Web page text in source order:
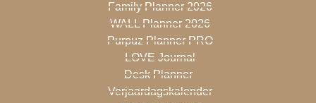
Family Planner 2026
WALL Planner 2026
Purpuz Planner PRO
LOVE Journal
Desk Planner
Verjaardagskalender